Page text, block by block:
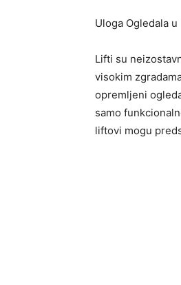
Uloga Ogledala
Lifti su
visokim
opremljeni
samo
liftovi mogu